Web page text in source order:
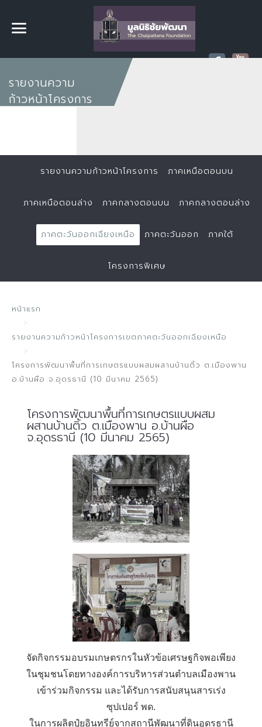
รายงานความ
ก้าวหน้าโครงการ
รายงานความก้าวหน้าโครงการ ภาคเหนือตอนบน
ภาคเหนือตอนล่าง ภาคกลางตอนบน ภาคกลางตอนล่าง
ภาคตะวันออกเฉียงเหนือ ภาคตะวันออก ภาคใต้
โครงการพิเศษ
หน้าแรก
รายงานความก้าวหน้าโครงการเขตภาคตะวันออกเฉียงเหนือ
โครงการพัฒนาพื้นที่การเกษตรแบบผสมผสานบ้านติ้ว ต.เมืองพาน
อ.บ้านผือ จ.อุดรธานี (10 มีนาคม 2565)
โครงการพัฒนาพื้นที่การเกษตรแบบผสม
ผสานบ้านติ้ว ต.เมืองพาน อ.บ้านผือ
จ.อุดรธานี (10 มีนาคม 2565)
จัดกิจกรรมอบรมเกษตรกรในหัวข้อเศรษฐกิจพอเพียง
ในชุมชนโดยทางองค์การบริหารส่วนตำบลเมืองพาน
เข้าร่วมกิจกรรม และได้รับการสนับสนุนสารเร่ง
ซุปเปอร์ พด.
ในการผลิตปุ๋ยอินทรีย์จากสถานีพัฒนาที่ดินอุดรธานี